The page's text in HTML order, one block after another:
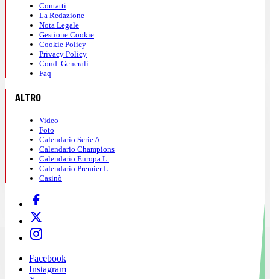
Contatti
La Redazione
Nota Legale
Gestione Cookie
Cookie Policy
Privacy Policy
Cond. Generali
Faq
ALTRO
Video
Foto
Calendario Serie A
Calendario Champions
Calendario Europa L.
Calendario Premier L.
Casinò
Facebook
Instagram